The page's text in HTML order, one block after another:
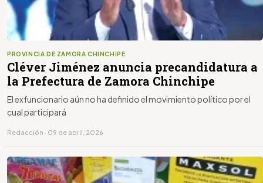
PROVINCIA DE ZAMORA CHINCHIPE
Cléver Jiménez anuncia precandidatura a
la Prefectura de Zamora Chinchipe
El exfuncionario aún no ha definido el movimiento político por el
cual participará
Redacción · 09 de abril, 2026